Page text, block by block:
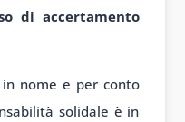
di accertamento
nome e per conto
solidale è in